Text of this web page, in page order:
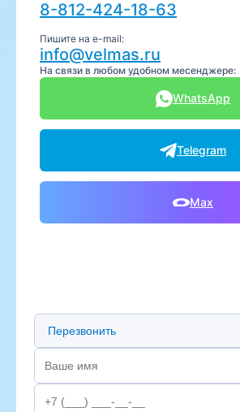
8-812-424-18-63
Пишите на e-mail:
info@velmas.ru
На связи в любом удобном месенджере:
WhatsApp
Telegram
Max
Предпочтительный способ связи